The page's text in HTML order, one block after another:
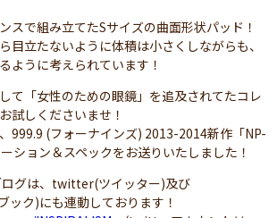
スで組み立てたSサイズの曲面形状パッド！
目立たないように体積は小さくしながらも、
ように考えられています！
て「女性のための眼鏡」を追及されてたコレ
試しくださいませ！
999.9 (フォーナインズ) 2013-2014新作「NP-
ション＆スペックをお送りいたしました！
グは、twitter(ツイッター)及び
ク)にも連動しております！